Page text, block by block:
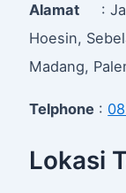
Alamat :
Hoesin,
Madang,
Telphone :
Lokasi